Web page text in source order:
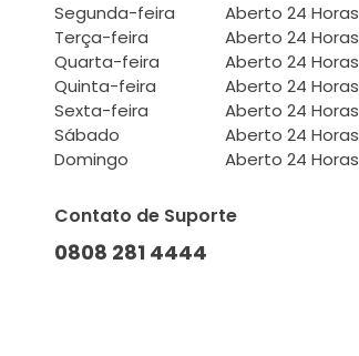
Segunda-feira
Aberto 24 Horas
Terça-feira
Aberto 24 Horas
Quarta-feira
Aberto 24 Horas
Quinta-feira
Aberto 24 Horas
Sexta-feira
Aberto 24 Horas
Sábado
Aberto 24 Horas
Domingo
Aberto 24 Horas
Contato de Suporte
0808 281 4444